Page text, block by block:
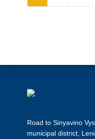
Road to Sinyavino
municipal district,